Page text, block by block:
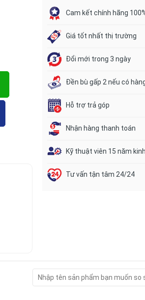
Cam kết chính hãng
Giá tốt nhất thị trường
Đổi mới trong 3 ngày
Đền bù gấp 2 nếu có
Hỗ trợ trả góp
Nhận hàng thanh toán
Kỹ thuật viên 15 năm
Tư vấn tận tâm 24/24